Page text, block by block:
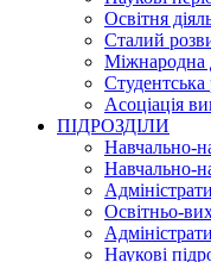
Освітня
Сталий
Міжнародна
Студентська
Асоціація
ПІДРОЗДІЛИ
Навчально-
Навчально-
Освітньо-
Наукові